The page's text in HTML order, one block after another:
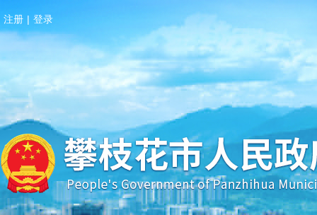
注册 | 登录